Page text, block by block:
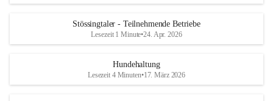
Stössingtaler - Teilnehmende Betriebe
Lesezeit 1 Minute•24. Apr. 2026
Hundehaltung
Lesezeit 4 Minuten•17. März 2026